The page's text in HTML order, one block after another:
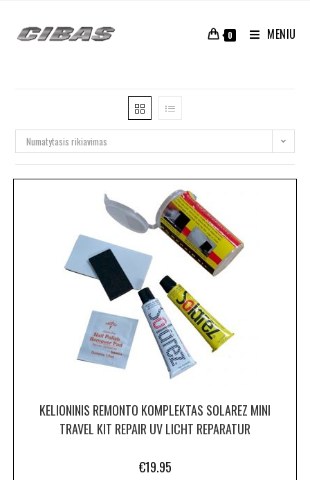
0 MENIU
Numatytasis rikiavimas
KELIONINIS REMONTO KOMPLEKTAS SOLAREZ MINI
TRAVEL KIT REPAIR UV LICHT REPARATUR
€19.95